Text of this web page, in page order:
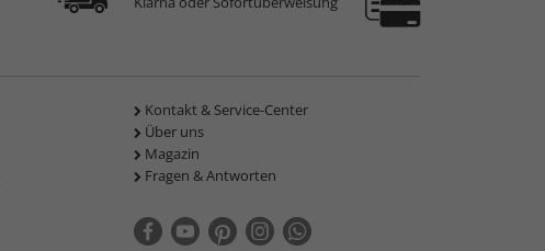
Kontakt & Service-Center
Über uns
Magazin
Fragen & Antworten